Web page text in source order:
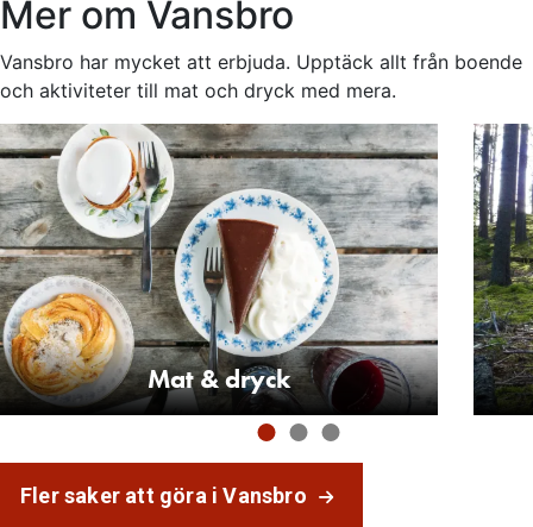
Mer om Vansbro
Vansbro har mycket att erbjuda. Upptäck allt från boende
och aktiviteter till mat och dryck med mera.
Mat & dryck
Fler saker att göra i Vansbro